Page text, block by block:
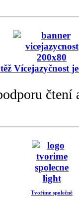
Vícejazyčnost
Tvoříme společně